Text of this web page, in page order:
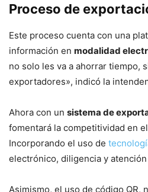
Proceso de
Este proceso cuenta con una
información en modalidad
no solo les va a ahorrar tiempo,
exportadores», indicó la
Ahora con un sistema de
fomentará la competitividad en
Incorporando el uso de
electrónico, diligencia y
Asimismo, el uso de código QR,